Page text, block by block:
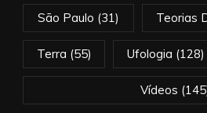
São Paulo (31) Teorias
Terra (55) Ufologia (128)
Vídeos